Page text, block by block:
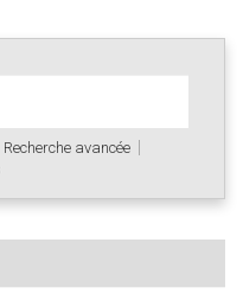
Recherche avancée